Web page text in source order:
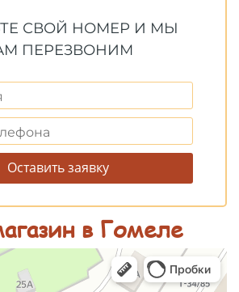
СВОЙ НОМЕР И МЫ
ПЕРЕЗВОНИМ
Оставить заявку
в Гомеле